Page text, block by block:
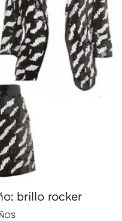
brillo rocker